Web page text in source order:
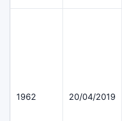
1962 20/04/2019